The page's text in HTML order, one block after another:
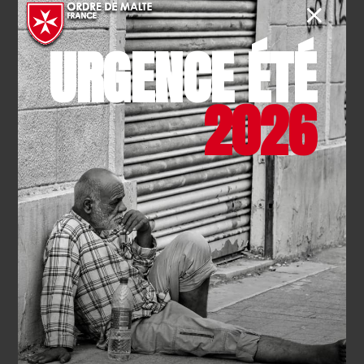
privilégier l’accompagnement
Avant d’envisager des mesures de protection judiciaire,
il est essentiel d’explorer des solutions d’aide plus
légères qui préservent l’autonomie totale de la
personne :
Désigner une personne de confiance: Prévue par
le Code de la santé publique, cette démarche permet
de choisir un proche pour vous accompagner dans
vos démarches de santé.
Une aide au quotidien: Cette personne peut être
présente lors des consultations médicales, vous
assister dans votre administratif, faire votre ménage
et vous aider dans vos décisions, sans pour autant
prendre la décision à votre place. De nombreuses
sociétés de services ou d’aide à la personne peuvent
URGENCE ÉTÉ
2026